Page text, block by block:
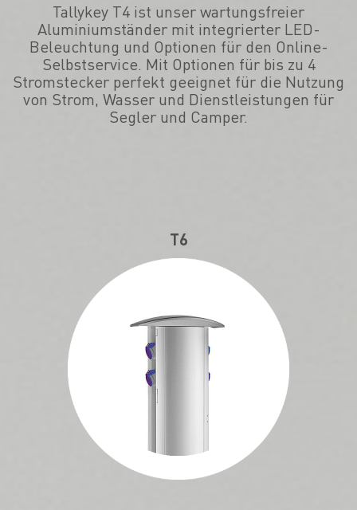
Tallykey T4 ist unser wartungsfreier
Aluminiumständer mit integrierter LED-
Beleuchtung und Optionen für den Online-
Selbstservice. Mit Optionen für bis zu 4
Stromstecker perfekt geeignet für die Nutzung
von Strom, Wasser und Dienstleistungen für
Segler und Camper.
T6